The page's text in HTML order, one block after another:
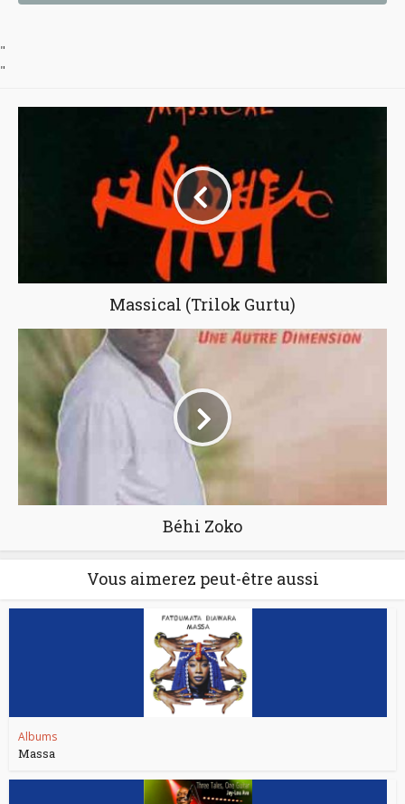
"
"
Massical (Trilok Gurtu)
Béhi Zoko
Vous aimerez peut-être aussi
Albums
Massa